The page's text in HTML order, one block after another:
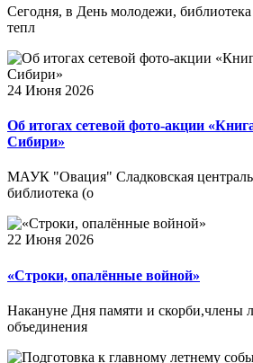
Сегодня, в День молодежи, библиотека
тепл
24 Июня 2026
Об итогах сетевой фото-акции
Сибири»
МАУК "Овация" Сладковская
библиотека (о
22 Июня 2026
«Строки, опалённые войной»
Накануне Дня памяти и скорби,члены
объединения